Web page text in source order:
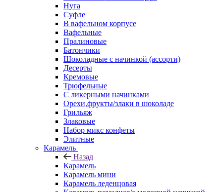
Нуга
Суфле
В вафельном корпусе
Вафельные
Пралиновые
Батончики
Шоколадные с начинкой (ассорти)
Десерты
Кремовые
Трюфельные
С ликерными начинками
Орехи,фрукты/злаки в шоколаде
Грильяж
Злаковые
Набор микс конфеты
Элитные
Карамель
Назад
Карамель
Карамель мини
Карамель леденцовая